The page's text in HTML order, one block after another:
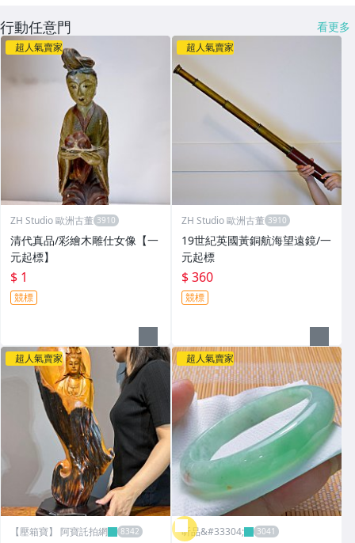
行動任意門 看更多
超人氣賣家
ZH Studio 歐洲古董
清代真品/彩繪木雕仕女像【一
元起標】
$ 1
競標
超人氣賣家
ZH Studio 歐洲古董
19世紀英國黃銅航海望遠鏡/一
元起標
$ 360
競標
超人氣賣家
【壓箱寶】 阿寶託拍網
超人氣賣家
昕品&#33304;